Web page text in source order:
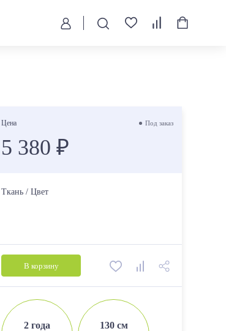
Цена Под заказ
5 380 ₽
Ткань / Цвет
В корзину
2 года 130 см